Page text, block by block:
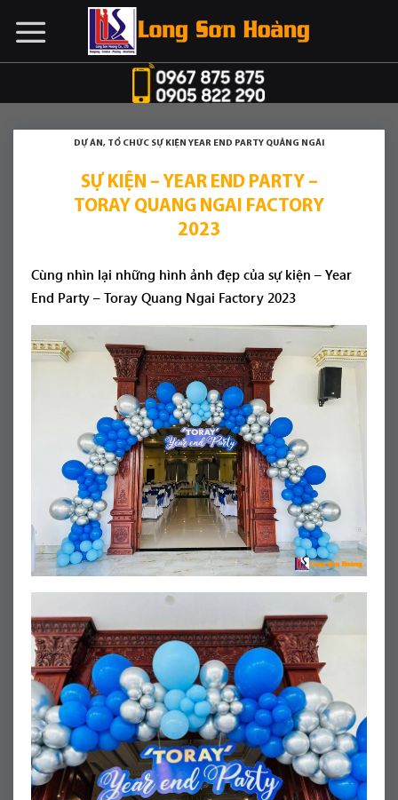
đến
DỰ ÁN, TỔ CHỨC SỰ KIỆN YEAR END PARTY QUẢNG NGÃI
SỰ KIỆN – YEAR END PARTY –
TORAY QUANG NGAI FACTORY
2023
Cùng nhìn lại những hình ảnh đẹp của sự kiện – Year
End Party – Toray Quang Ngai Factory 2023